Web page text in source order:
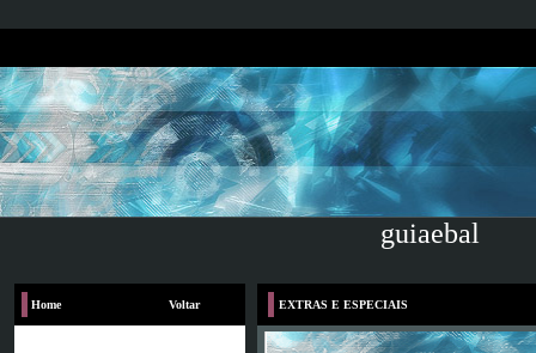
guiaebal
Home Voltar EXTRAS E ESPECIAIS